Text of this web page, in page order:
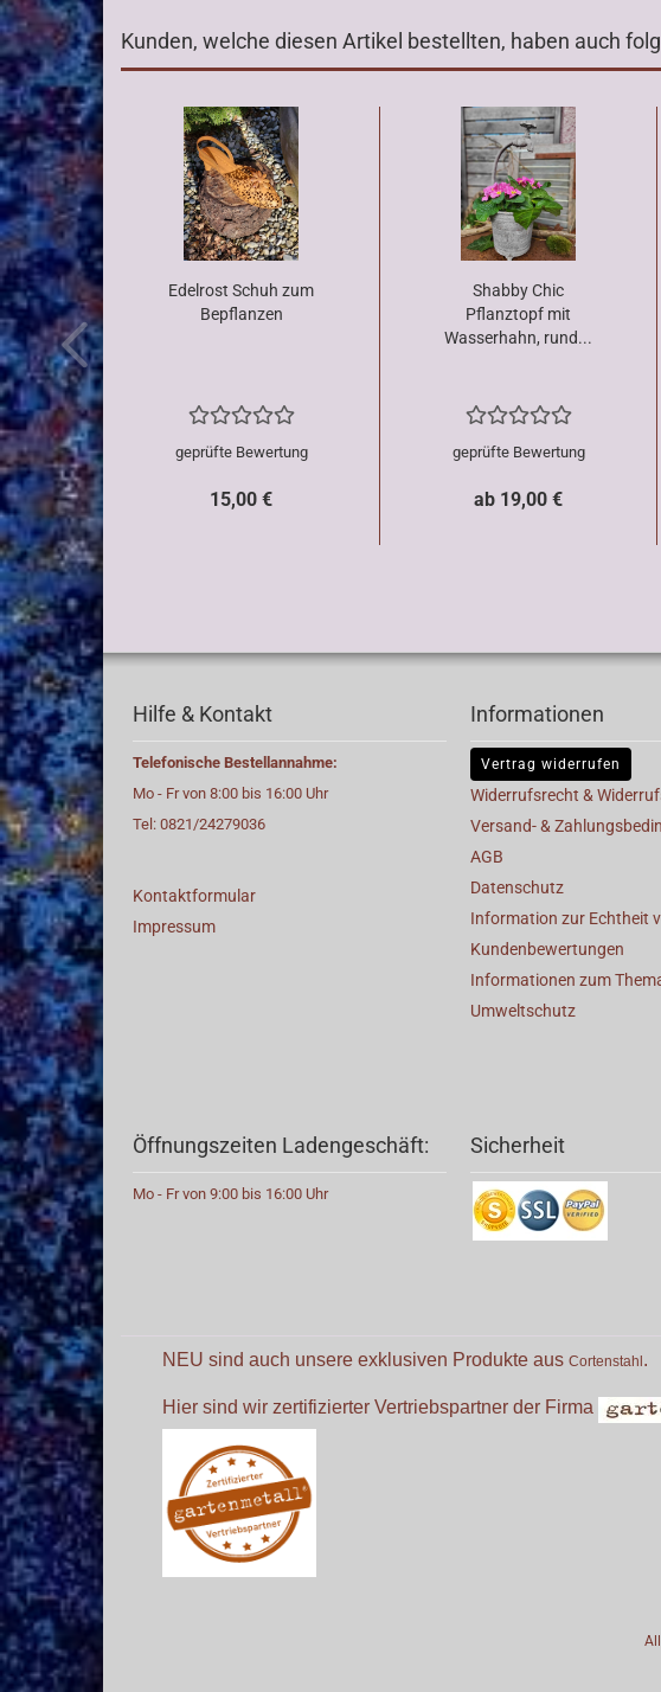
Kunden, welche diesen Artikel bestellten, haben auch
Edelrost Schuh zum
Bepflanzen
geprüfte Bewertung
15,00 €
Shabby Chic
Pflanztopf mit
Wasserhahn, rund...
geprüfte Bewertung
ab 19,00 €
Hilfe & Kontakt
Telefonische Bestellannahme:
Mo - Fr von 8:00 bis 16:00 Uhr
Tel: 0821/24279036
Kontaktformular
Impressum
Informationen
Vertrag widerrufen
Widerrufsrecht &
Versand- &
AGB
Datenschutz
Information zur Echtheit
Kundenbewertungen
Informationen zum
Umweltschutz
Öffnungszeiten Ladengeschäft:
Mo - Fr von 9:00 bis 16:00 Uhr
Sicherheit
NEU sind auch unsere exklusiven Produkte aus Cortenstahl .
Hier sind wir zertifizierter Vertriebspartner der Firma